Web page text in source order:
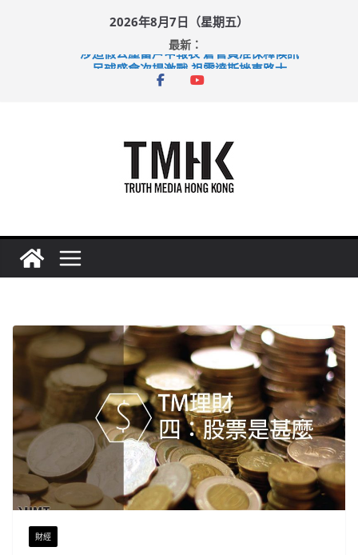
2026年8月7日（星期五）
最新：
涉造假公屋富戶申報表 倉管員准保釋候訊
足球盛會次場激戰 祖雲達斯挫車路士
財經